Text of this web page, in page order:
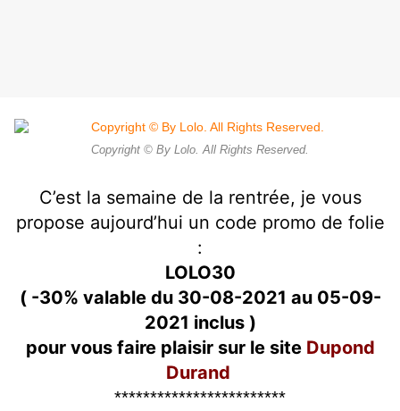
Copyright © By Lolo. All Rights Reserved.
C’est la semaine de la rentrée, je vous
propose aujourd’hui un code promo de folie
:
LOLO30
( -30% valable du 30-08-2021 au 05-09-
2021 inclus )
pour vous faire plaisir sur le site Dupond
Durand
************************